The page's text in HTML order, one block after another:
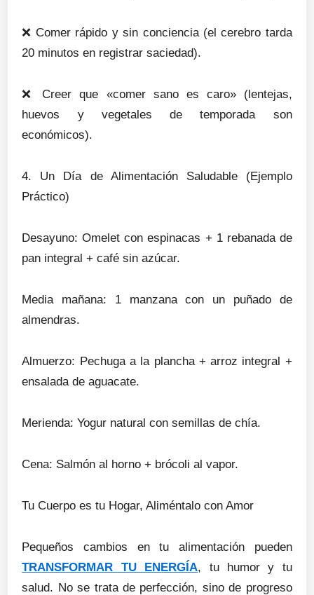
❌Comer rápido y sin conciencia (el cerebro tarda
20 minutos en registrar saciedad).
❌Creer que «comer sano es caro» (lentejas,
huevos y vegetales de temporada son
económicos).
4. Un Día de Alimentación Saludable (Ejemplo
Práctico)
Desayuno: Omelet con espinacas + 1 rebanada de
pan integral + café sin azúcar.
Media mañana: 1 manzana con un puñado de
almendras.
Almuerzo: Pechuga a la plancha + arroz integral +
ensalada de aguacate.
Merienda: Yogur natural con semillas de chía.
Cena: Salmón al horno + brócoli al vapor.
Tu Cuerpo es tu Hogar, Aliméntalo con Amor
Pequeños cambios en tu alimentación pueden
TRANSFORMAR TU ENERGÍA, tu humor y tu
salud. No se trata de perfección, sino de progreso